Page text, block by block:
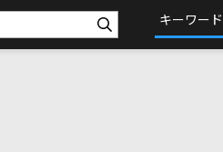
キーワード